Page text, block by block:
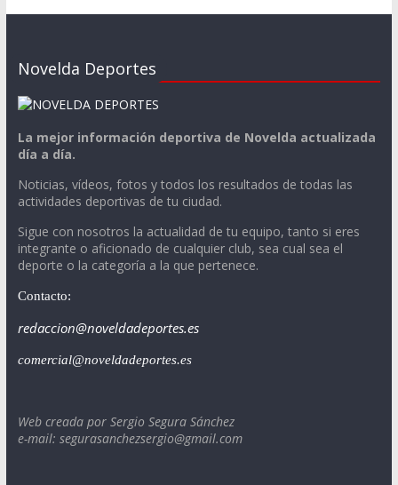
Novelda Deportes
La mejor información deportiva de Novelda actualizada
día a día.
Noticias, vídeos, fotos y todos los resultados de todas las
actividades deportivas de tu ciudad.
Sigue con nosotros la actualidad de tu equipo, tanto si eres
integrante o aficionado de cualquier club, sea cual sea el
deporte o la categoría a la que pertenece.
Contacto:
redaccion@noveldadeportes.es
comercial@noveldadeportes.es
Web creada por Sergio Segura Sánchez
e-mail: segurasanchezsergio@gmail.com